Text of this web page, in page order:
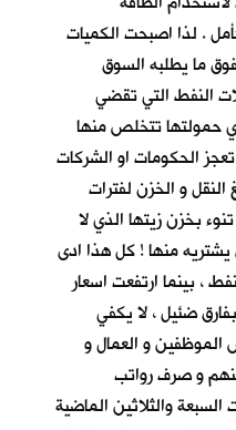
. لذا اصبحت الكميات
ما يطلبه السوق
النفط التي تقضي
حمولتها تتخلص منها
الحكومات او الشركات
و الخزن لفترات
بخزن زيتها الذي لا
منها ! كل هذا ادى
، بينما ارتفعت اسعار
ضئيل ، لا يكفي
و العمال و
و صرف رواتب
والثلاثين الماضية